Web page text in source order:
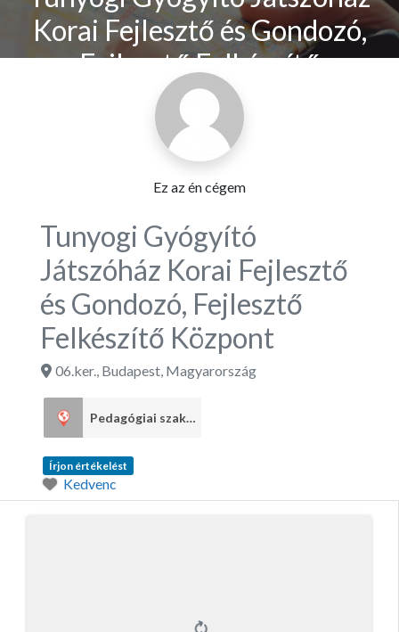
Korai Fejlesztő és Gondozó,
Fejlesztő Felkészítő
Központ
Ez az én cégem
Tunyogi Gyógyító
Játszóház Korai Fejlesztő
és Gondozó, Fejlesztő
Felkészítő Központ
06.ker., Budapest, Magyarország
Pedagógiai szakszolgálat
Írjon értékelést
Kedvenc